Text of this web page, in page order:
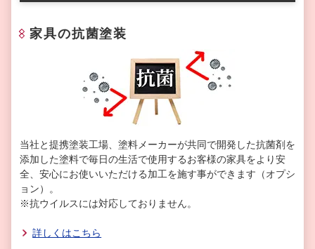
家具の抗菌塗装
当社と提携塗装工場、塗料メーカーが共同で開発した抗菌剤を
添加した塗料で毎日の生活で使用するお客様の家具をより安
全、安心にお使いいただける加工を施す事ができます（オプシ
ョン）。
※抗ウイルスには対応しておりません。
詳しくはこちら